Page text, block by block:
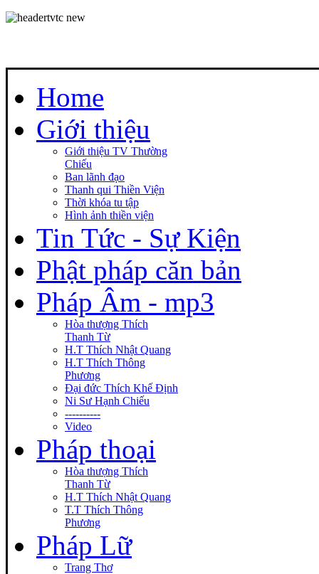
Home
Giới thiệu
Giới thiệu TV Thường
Chiếu
Ban lãnh đạo
Thanh qui Thiền Viện
Thời khóa tu tập
Hình ảnh thiền viện
Tin Tức - Sự Kiện
Phật pháp căn bản
Pháp Âm - mp3
Hòa thượng Thích
Thanh Từ
H.T Thích Nhật Quang
H.T Thích Thông
Phương
Đại đức Thích Khế Định
Ni Sư Hạnh Chiếu
----------
Video
Pháp thoại
Hòa thượng Thích
Thanh Từ
H.T Thích Nhật Quang
T.T Thích Thông
Phương
Pháp Lữ
Trang Thơ